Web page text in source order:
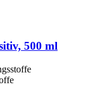
500 ml